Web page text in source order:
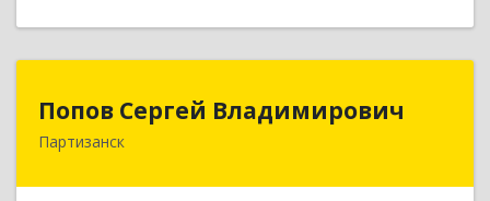
Попов Сергей Владимирович
Партизанск
Попов Сергей Владимирович
692922, Приморский край, г. Находка, ул.